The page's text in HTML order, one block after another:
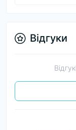
Відгуки